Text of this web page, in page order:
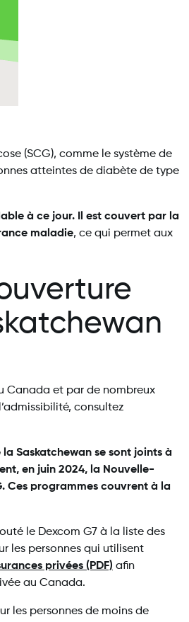
(SCG), comme le système de
atteintes de diabète de type
à ce jour. Il est couvert par la
maladie, ce qui permet aux
Canada et par de nombreux
consultez
Saskatchewan se sont joints à
en juin 2024, la Nouvelle-
Ces programmes couvrent à la
le Dexcom G7 à la liste des
les personnes qui utilisent
privées (PDF) afin
au Canada.
les personnes de moins de